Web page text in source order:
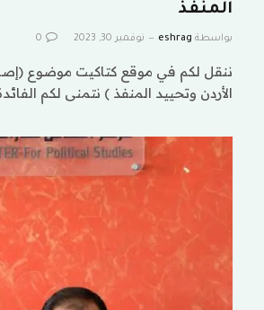
المنفذ
بواسطة eshrag نوفمبر 30, 2023 0
ننقل لكم في موقع كتاكيت موضوع
الأردن وتحييد المنفذ ) نتمنى لكم